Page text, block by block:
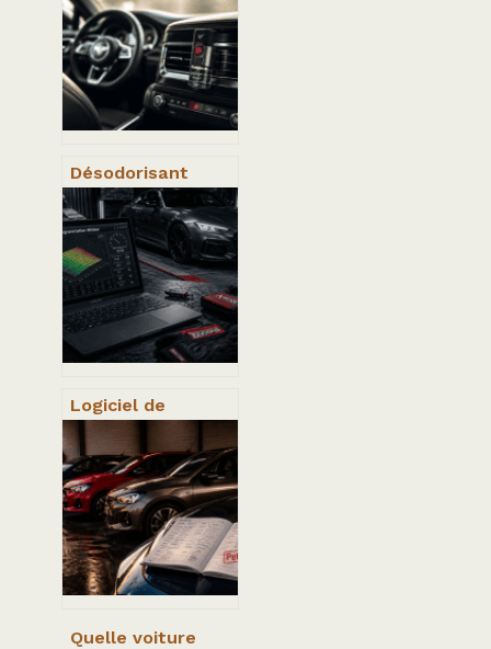
stopper les
craquelures et
préserver votre
sellerie
Désodorisant
voiture : 60 jours
de fraîcheur et 3
erreurs de
placement à
éviter
Logiciel de
reprogrammation
moteur : 4 outils
experts pour
modifier votre
ECU en toute
sécurité
Quelle voiture